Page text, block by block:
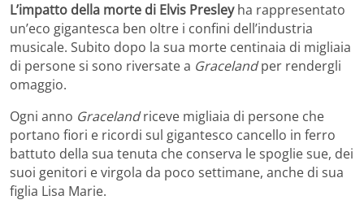
L’impatto della morte di Elvis Presleyha rappresentato
un’eco gigantesca ben oltre i confini dell’industria
musicale. Subito dopo la sua morte centinaia di migliaia
di persone si sono riversate a Gracelandper rendergli
omaggio.
Ogni anno Gracelandriceve migliaia di persone che
portano fiori e ricordi sul gigantesco cancello in ferro
battuto della sua tenuta che conserva le spoglie sue, dei
suoi genitori e virgola da poco settimane, anche di sua
figlia Lisa Marie.